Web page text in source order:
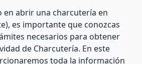
en abrir una charcutería en
es importante que conozcas
necesarios para obtener
de Charcutería. En este
toda la información